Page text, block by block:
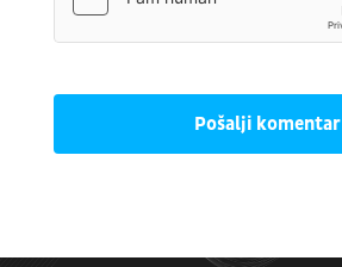
Pošalji komentar